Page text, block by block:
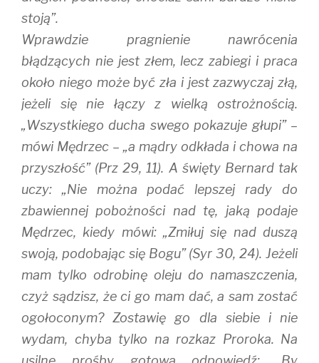
stoją”.
Wprawdzie pragnienie nawrócenia
błądzących nie jest złem, lecz zabiegi i praca
około niego może być zła i jest zazwyczaj złą,
jeżeli się nie łączy z wielką ostrożnością.
„Wszystkiego ducha swego pokazuje głupi” –
mówi Mędrzec – „a mądry odkłada i chowa na
przyszłość” (Prz 29, 11). A święty Bernard tak
uczy: „Nie można podać lepszej rady do
zbawiennej pobożności nad tę, jaką podaje
Mędrzec, kiedy mówi: „Zmiłuj się nad duszą
swoją, podobając się Bogu” (Syr 30, 24). Jeżeli
mam tylko odrobinę oleju do namaszczenia,
czyż sądzisz, że ci go mam dać, a sam zostać
ogołoconym? Zostawię go dla siebie i nie
wydam, chyba tylko na rozkaz Proroka. Na